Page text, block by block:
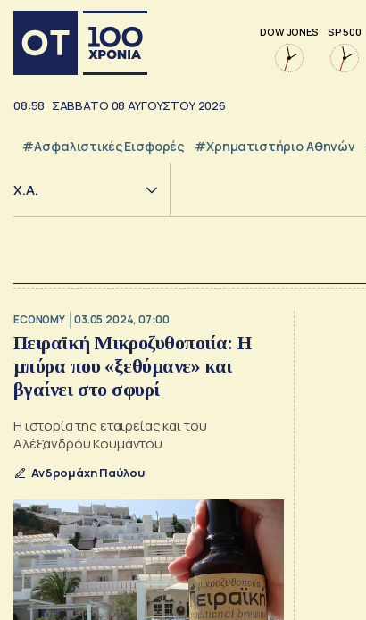
DOW JONES SP 500
08:58 ΣΑΒΒΑΤΟ 08 ΑΥΓΟΥΣΤΟΥ 2026
#Ασφαλιστικές Εισφορές #Χρηματιστήριο Αθηνών
Χ.Α.
ECONOMY 03.05.2024, 07:00
Πειραϊκή Μικροζυθοποιία: Η
μπύρα που «ξεθύμανε» και
βγαίνει στο σφυρί
Η ιστορία της εταιρείας και του
Αλέξανδρου Κουμάντου
Ανδρομάχη Παύλου